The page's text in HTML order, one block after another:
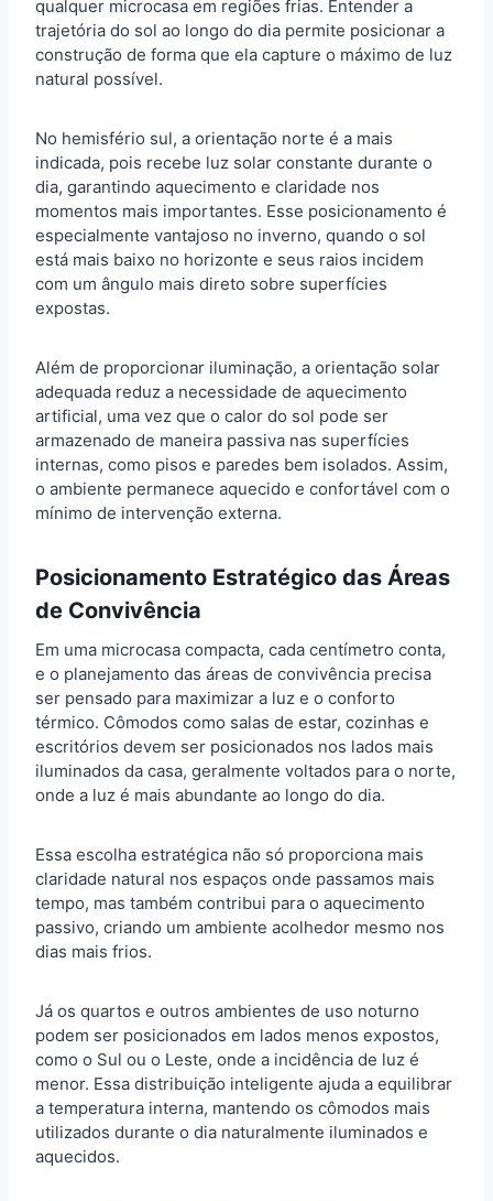
qualquer microcasa em regiões frias. Entender a
trajetória do sol ao longo do dia permite posicionar a
construção de forma que ela capture o máximo de luz
natural possível.
No hemisfério sul, a orientação norte é a mais
indicada, pois recebe luz solar constante durante o
dia, garantindo aquecimento e claridade nos
momentos mais importantes. Esse posicionamento é
especialmente vantajoso no inverno, quando o sol
está mais baixo no horizonte e seus raios incidem
com um ângulo mais direto sobre superfícies
expostas.
Além de proporcionar iluminação, a orientação solar
adequada reduz a necessidade de aquecimento
artificial, uma vez que o calor do sol pode ser
armazenado de maneira passiva nas superfícies
internas, como pisos e paredes bem isolados. Assim,
o ambiente permanece aquecido e confortável com o
mínimo de intervenção externa.
Posicionamento Estratégico das Áreas
de Convivência
Em uma microcasa compacta, cada centímetro conta,
e o planejamento das áreas de convivência precisa
ser pensado para maximizar a luz e o conforto
térmico. Cômodos como salas de estar, cozinhas e
escritórios devem ser posicionados nos lados mais
iluminados da casa, geralmente voltados para o norte,
onde a luz é mais abundante ao longo do dia.
Essa escolha estratégica não só proporciona mais
claridade natural nos espaços onde passamos mais
tempo, mas também contribui para o aquecimento
passivo, criando um ambiente acolhedor mesmo nos
dias mais frios.
Já os quartos e outros ambientes de uso noturno
podem ser posicionados em lados menos expostos,
como o Sul ou o Leste, onde a incidência de luz é
menor. Essa distribuição inteligente ajuda a equilibrar
a temperatura interna, mantendo os cômodos mais
utilizados durante o dia naturalmente iluminados e
aquecidos.